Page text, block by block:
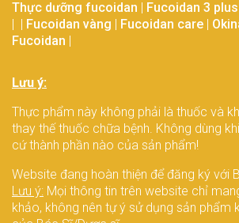
Thực dưỡng fucoidan | Fucoidan 3 plus
| | Fucoidan vàng | Fucoidan care |
Fucoidan |
Lưu ý:
Thực phẩm này không phải là thuốc và
thay thế thuốc chữa bệnh. Không dùng
cứ thành phần nào của sản phẩm!
Website đang hoàn thiện để đăng ký với
Lưu ý: Mọi thông tin trên website chỉ
khảo, không nên tự ý sử dụng sản phẩm